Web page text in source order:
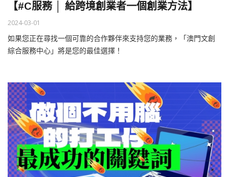
【#C服務 │ 給跨境創業者一個創業方法】
2024-03-01
如果您正在尋找一個可靠的合作夥伴來支持您的業務，「澳門文創
綜合服務中心」將是您的最佳選擇！